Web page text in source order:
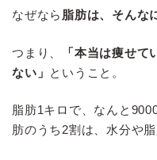
なぜなら 脂肪は、そんな
つまり、
「本当は痩せ
ない」 ということ。
脂肪1キロで、なんと
肪のうち2割は、水分や